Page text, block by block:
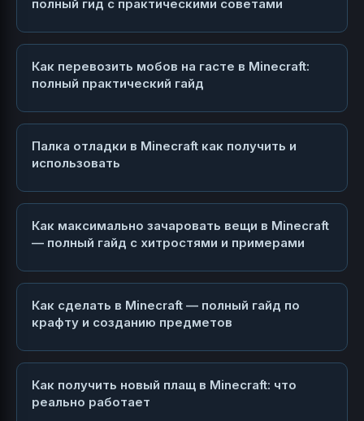
полный гид с практическими советами
Как перевозить мобов на гасте в Minecraft:
полный практический гайд
Палка отладки в Minecraft как получить и
использовать
Как максимально зачаровать вещи в Minecraft
— полный гайд с хитростями и примерами
Как сделать в Minecraft — полный гайд по
крафту и созданию предметов
Как получить новый плащ в Minecraft: что
реально работает